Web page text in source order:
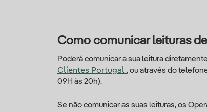
Como comunicar leituras
Poderá comunicar a sua leitura
Clientes Portugal , ou através do
09H às 20h).
Se não comunicar as suas leituras, os